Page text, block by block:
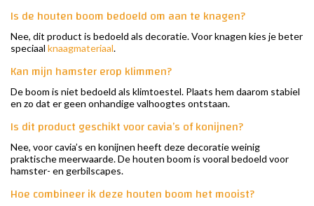
Is de houten boom bedoeld om aan te knagen?
Nee, dit product is bedoeld als decoratie. Voor knagen kies je beter
speciaal knaagmateriaal.
Kan mijn hamster erop klimmen?
De boom is niet bedoeld als klimtoestel. Plaats hem daarom stabiel
en zo dat er geen onhandige valhoogtes ontstaan.
Is dit product geschikt voor cavia’s of konijnen?
Nee, voor cavia’s en konijnen heeft deze decoratie weinig
praktische meerwaarde. De houten boom is vooral bedoeld voor
hamster- en gerbilscapes.
Hoe combineer ik deze houten boom het mooist?